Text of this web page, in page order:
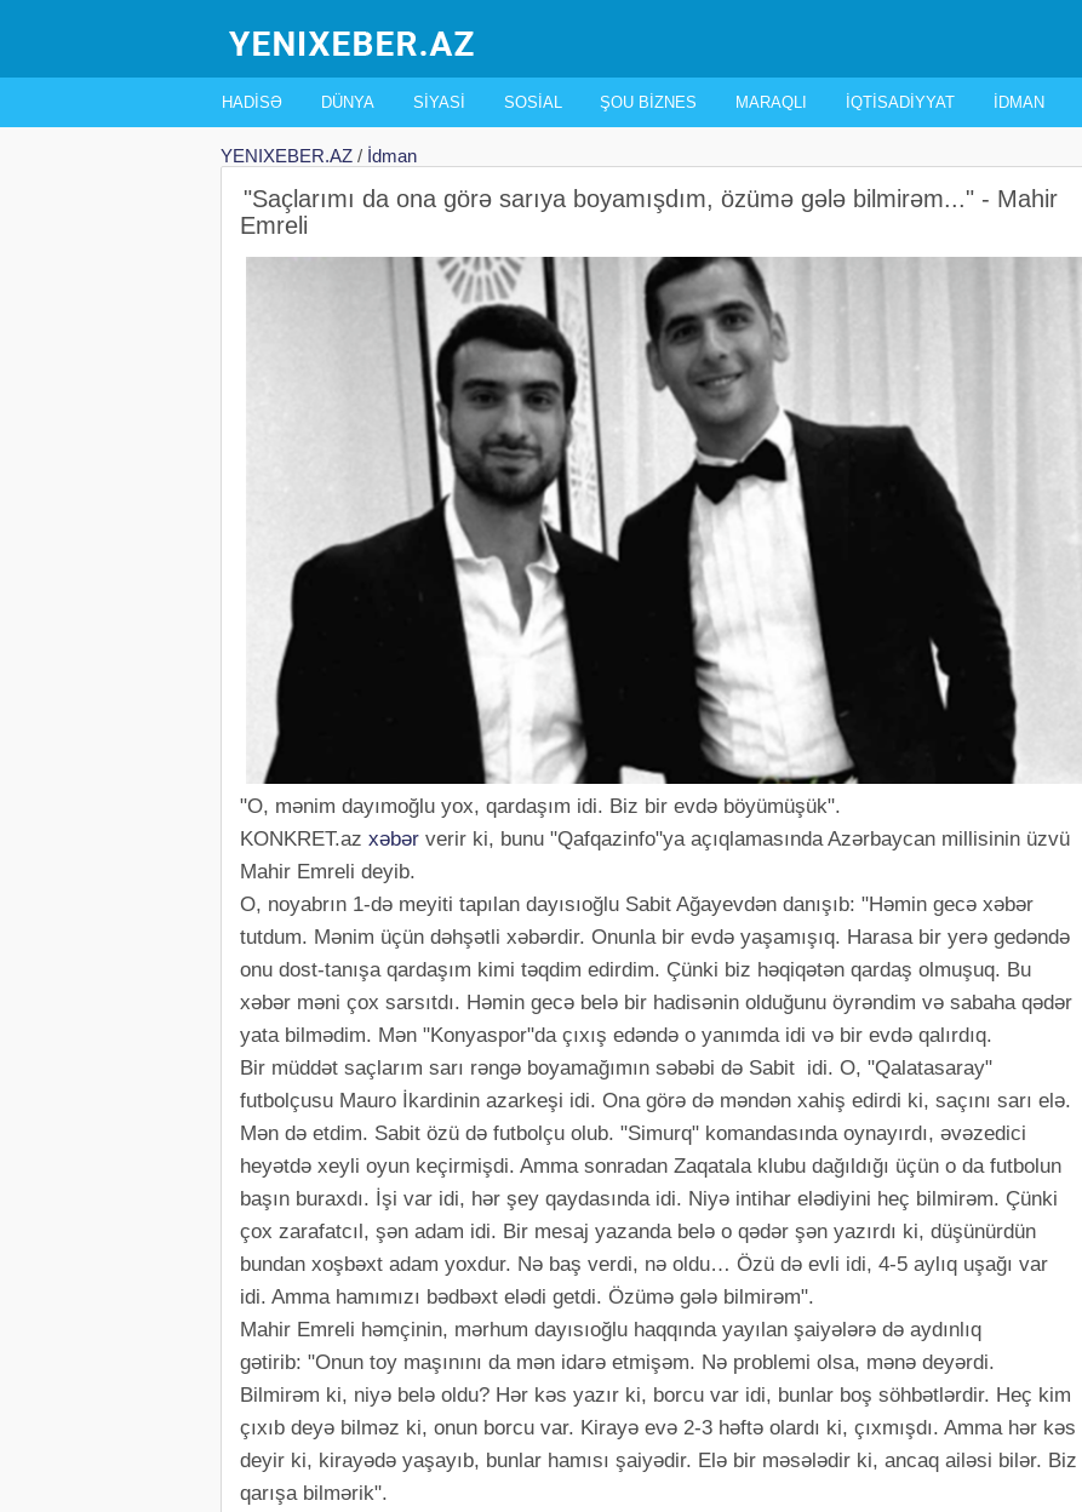
HADISƏ DÜNYA SIYASI SOSIAL ŞOU BIZNES MARAQLI İQTISADIYYAT İDMAN
YENIXEBER.AZ / İdman
"Saçlarımı da ona görə sarıya boyamışdım, özümə gələ bilmirəm..." - Mahir
Emreli
"O, mənim dayımoğlu yox, qardaşım idi. Biz bir evdə böyümüşük".
KONKRET.az xəbər verir ki, bunu "Qafqazinfo"ya açıqlamasında Azərbaycan millisinin üzvü
Mahir Emreli deyib.
O, noyabrın 1-də meyiti tapılan dayısıoğlu Sabit Ağayevdən danışıb: "Həmin gecə xəbər
tutdum. Mənim üçün dəhşətli xəbərdir. Onunla bir evdə yaşamışıq. Harasa bir yerə gedəndə
onu dost-tanışa qardaşım kimi təqdim edirdim. Çünki biz həqiqətən qardaş olmuşuq. Bu
xəbər məni çox sarsıtdı. Həmin gecə belə bir hadisənin olduğunu öyrəndim və sabaha qədər
yata bilmədim. Mən "Konyaspor"da çıxış edəndə o yanımda idi və bir evdə qalırdıq.
Bir müddət saçlarım sarı rəngə boyamağımın səbəbi də Sabit idi. O, "Qalatasaray"
futbolçusu Mauro İkardinin azarkeşi idi. Ona görə də məndən xahiş edirdi ki, saçını sarı elə.
Mən də etdim. Sabit özü də futbolçu olub. "Simurq" komandasında oynayırdı, əvəzedici
heyətdə xeyli oyun keçirmişdi. Amma sonradan Zaqatala klubu dağıldığı üçün o da futbolun
başın buraxdı. İşi var idi, hər şey qaydasında idi. Niyə intihar elədiyini heç bilmirəm. Çünki
çox zarafatcıl, şən adam idi. Bir mesaj yazanda belə o qədər şən yazırdı ki, düşünürdün
bundan xoşbəxt adam yoxdur. Nə baş verdi, nə oldu… Özü də evli idi, 4-5 aylıq uşağı var
idi. Amma hamımızı bədbəxt elədi getdi. Özümə gələ bilmirəm".
Mahir Emreli həmçinin, mərhum dayısıoğlu haqqında yayılan şaiyələrə də aydınlıq
gətirib: "Onun toy maşınını da mən idarə etmişəm. Nə problemi olsa, mənə deyərdi.
Bilmirəm ki, niyə belə oldu? Hər kəs yazır ki, borcu var idi, bunlar boş söhbətlərdir. Heç kim
çıxıb deyə bilməz ki, onun borcu var. Kirayə evə 2-3 həftə olardı ki, çıxmışdı. Amma hər kəs
deyir ki, kirayədə yaşayıb, bunlar hamısı şaiyədir. Elə bir məsələdir ki, ancaq ailəsi bilər. Biz
qarışa bilmərik".